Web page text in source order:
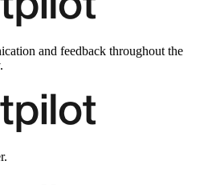
and feedback throughout the